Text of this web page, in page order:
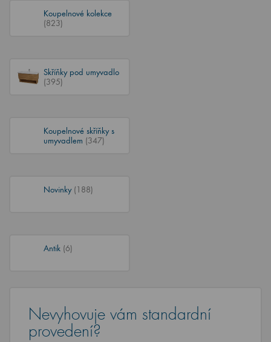
Koupelnové kolekce
(823)
Skříňky pod umyvadlo
(395)
Koupelnové skříňky s
umyvadlem (347)
Novinky (188)
Antik (6)
Nevyhovuje vám standardní
provedení?